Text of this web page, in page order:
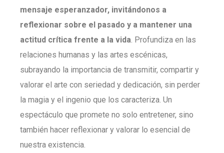
mensaje esperanzador, invitándonos a
reflexionar sobre el pasado y a mantener una
actitud crítica frente a la vida. Profundiza en las
relaciones humanas y las artes escénicas,
subrayando la importancia de transmitir, compartir y
valorar el arte con seriedad y dedicación, sin perder
la magia y el ingenio que los caracteriza. Un
espectáculo que promete no solo entretener, sino
también hacer reflexionar y valorar lo esencial de
nuestra existencia.